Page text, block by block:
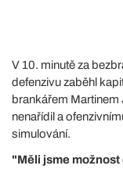
V 10. minutě za
defenzivu zaběhl
brankářem
nenařídil a
simulování.
"Měli jsme